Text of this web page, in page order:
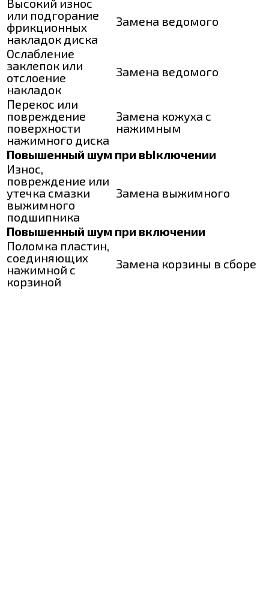
или подгорание
фрикционных
накладок диска
Замена ведомого
Ослабление
заклепок или
отслоение
накладок
Замена ведомого
Перекос или
повреждение
поверхности
нажимного диска
Замена кожуха с
нажимным
Повышенный шум при вЫключении
Износ,
повреждение или
утечка смазки
выжимного
подшипника
Замена выжимного
Повышенный шум при включении
Поломка пластин,
соединяющих
нажимной с
корзиной
Замена корзины в сборе